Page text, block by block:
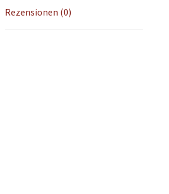
Rezensionen (0)